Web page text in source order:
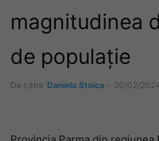
magnitudinea
de populație
De către Daniela Stoica - 20/02/